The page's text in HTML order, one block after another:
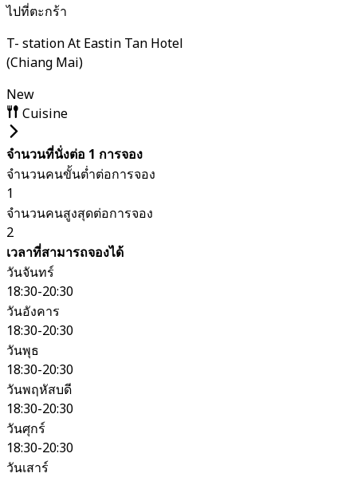
ไปที่ตะกร้า
T- station At Eastin Tan Hotel
(Chiang Mai)
New
Cuisine
จำนวนที่นั่งต่อ 1 การจอง
จำนวนคนขั้นต่ำต่อการจอง
1
จำนวนคนสูงสุดต่อการจอง
2
เวลาที่สามารถจองได้
วันจันทร์
18:30-20:30
วันอังคาร
18:30-20:30
วันพุธ
18:30-20:30
วันพฤหัสบดี
18:30-20:30
วันศุกร์
18:30-20:30
วันเสาร์